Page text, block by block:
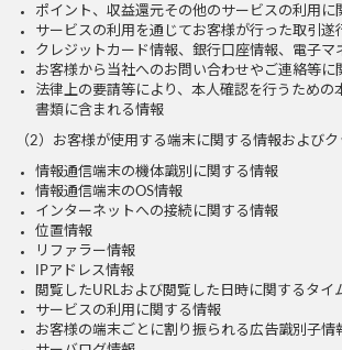
ポイント、収益還元その他のサービスの利用に
サービスの利用を通じてお客様が行った取引
クレジットカード情報、銀行口座情報、電子
お客様から当社へのお問い合わせやご連絡等に
法律上の要請等により、本人確認を行うため
書類に含まれる情報
（2）お客様が使用する端末に関する情報および
情報通信端末の機体識別に関する情報
情報通信端末のOS情報
インターネットへの接続に関する情報
位置情報
リファラー情報
IPアドレス情報
閲覧したURLおよび閲覧した日時に関するタイ
サービスの利用に関する情報
お客様の端末ごとに割り振られる広告識別子情